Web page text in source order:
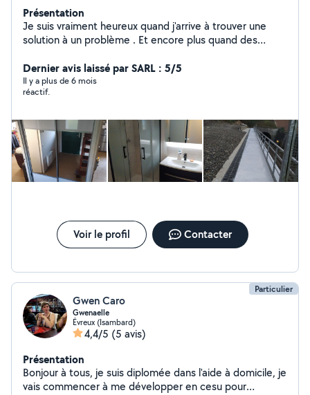
Présentation
Je suis vraiment heureux quand j'arrive à trouver une
solution à un problème . Et encore plus quand des
dire qu'ils ont vraiment confiance en moi et c'est très
gratifiant.»
Dernier avis laissé par SARL : 5/5
Il y a plus de 6 mois
réactif.
Voir le profil Contacter
Particulier
Gwen Caro
Gwenaelle
Évreux (Isambard)
4,4/5 (5 avis)
Présentation
Bonjour à tous, je suis diplomée dans l'aide à domicile, je
vais commencer à me développer en cesu pour